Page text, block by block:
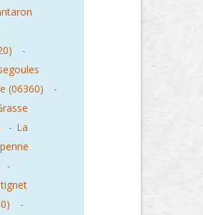
-
(06360)
-
- La
-
-